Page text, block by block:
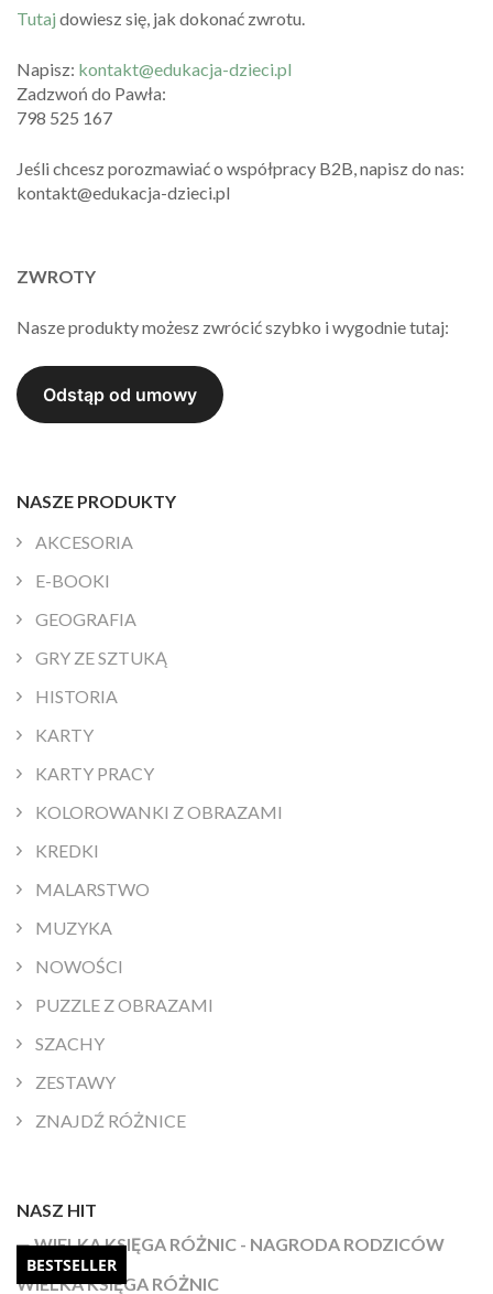
Tutaj dowiesz się, jak dokonać zwrotu.
Napisz: kontakt@edukacja-dzieci.pl
Zadzwoń do Pawła:
798 525 167
Jeśli chcesz porozmawiać o współpracy B2B, napisz do nas:
kontakt@edukacja-dzieci.pl
ZWROTY
Nasze produkty możesz zwrócić szybko i wygodnie tutaj:
NASZE PRODUKTY
AKCESORIA
E-BOOKI
GEOGRAFIA
GRY ZE SZTUKĄ
HISTORIA
KARTY
KARTY PRACY
KOLOROWANKI Z OBRAZAMI
KREDKI
MALARSTWO
MUZYKA
NOWOŚCI
PUZZLE Z OBRAZAMI
SZACHY
ZESTAWY
ZNAJDŹ RÓŻNICE
NASZ HIT
BESTSELLER
WIELKA KSIĘGA RÓŻNIC